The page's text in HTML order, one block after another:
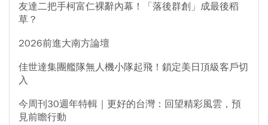
友達二把手柯富仁裸辭內幕！「落後群創」成最後稻
草？
2026前進大南方論壇
佳世達集團艦隊無人機小隊起飛！鎖定美日頂級客戶切
入
今周刊30週年特輯｜更好的台灣：回望精彩風雲，預
見前瞻行動